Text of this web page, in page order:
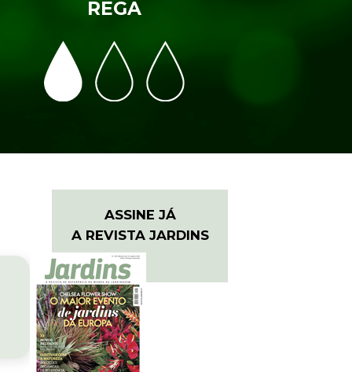
REGA
ASSINE JÁ
A REVISTA JARDINS